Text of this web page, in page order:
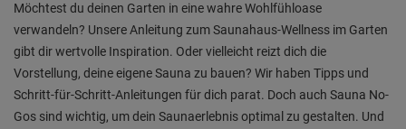
Möchtest du deinen Garten in eine wahre Wohlfühloase
verwandeln? Unsere Anleitung zum Saunahaus-Wellness im Garten
gibt dir wertvolle Inspiration. Oder vielleicht reizt dich die
Vorstellung, deine eigene Sauna zu bauen? Wir haben Tipps und
Schritt-für-Schritt-Anleitungen für dich parat. Doch auch Sauna No-
Gos sind wichtig, um dein Saunaerlebnis optimal zu gestalten. Und